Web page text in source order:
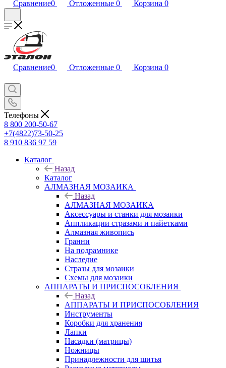
Сравнение0 Отложенные 0 Корзина 0
Сравнение0 Отложенные 0 Корзина 0
Телефоны
8 800 200-50-67
+7(4822)73-50-25
8 910 836 97 59
Каталог
Назад
Каталог
АЛМАЗНАЯ МОЗАИКА
Назад
АЛМАЗНАЯ МОЗАИКА
Аксессуары и станки для мозаики
Аппликации стразами и пайетками
Алмазная живопись
Гранни
На подрамнике
Наследие
Стразы для мозаики
Схемы для мозаики
АППАРАТЫ И ПРИСПОСОБЛЕНИЯ
Назад
АППАРАТЫ И ПРИСПОСОБЛЕНИЯ
Инструменты
Коробки для хранения
Лапки
Насадки (матрицы)
Ножницы
Принадлежности для шитья